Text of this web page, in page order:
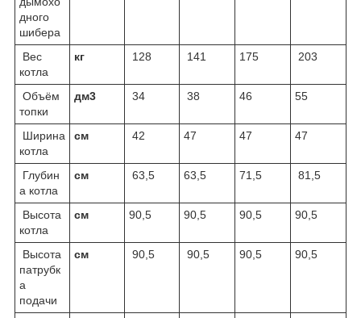
дного
шибера
Вес
котла
кг 128 141 175 203
Объём
топки
дм3 34 38 46 55
Ширина
котла
cм 42 47 47 47
Глубин
а котла
cм 63,5 63,5 71,5 81,5
Высота
котла
cм 90,5 90,5 90,5 90,5
Высота
патрубк
а
подачи
cм 90,5 90,5 90,5 90,5